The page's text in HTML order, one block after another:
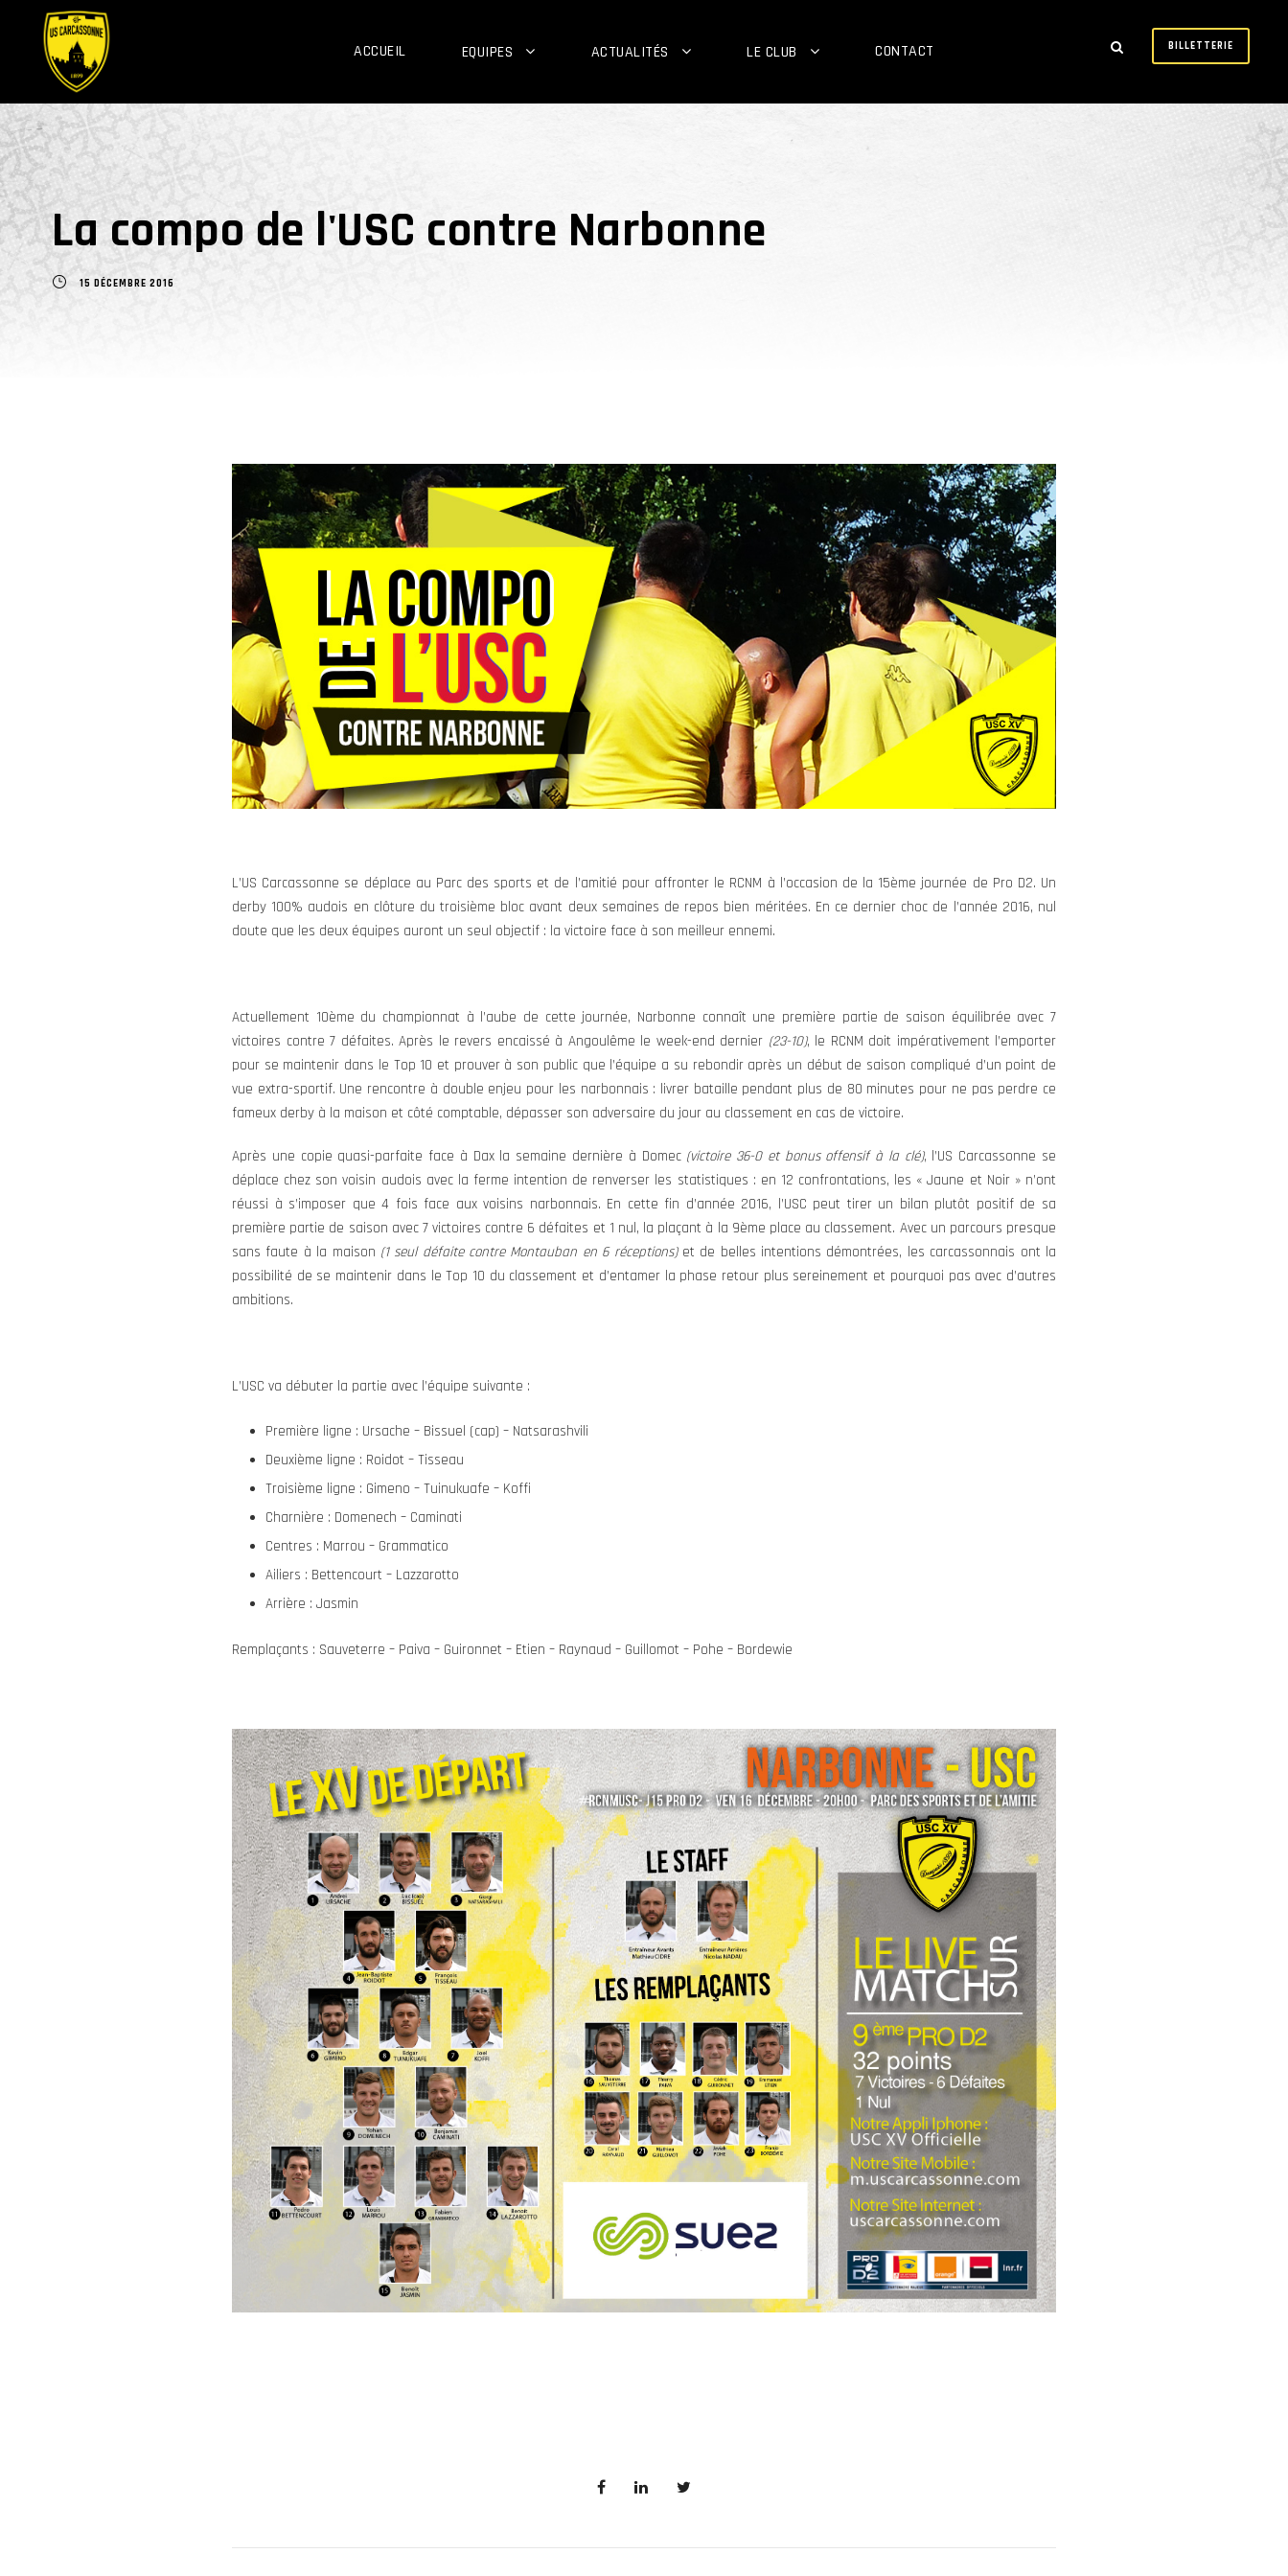
ACCUEIL EQUIPES ACTUALITÉS LE CLUB CONTACT BILLETTERIE
La compo de l'USC contre Narbonne
15 DÉCEMBRE 2016
L’US Carcassonne se déplace au Parc des sports et de l’amitié pour affronter le RCNM à l’occasion de la 15ème journée de Pro D2. Un
derby 100% audois en clôture du troisième bloc avant deux semaines de repos bien méritées. En ce dernier choc de l’année 2016, nul
doute que les deux équipes auront un seul objectif : la victoire face à son meilleur ennemi.
Actuellement 10ème du championnat à l’aube de cette journée, Narbonne connaît une première partie de saison équilibrée avec 7
victoires contre 7 défaites. Après le revers encaissé à Angoulême le week-end dernier (23-10), le RCNM doit impérativement l’emporter
pour se maintenir dans le Top 10 et prouver à son public que l’équipe a su rebondir après un début de saison compliqué d’un point de
vue extra-sportif. Une rencontre à double enjeu pour les narbonnais : livrer bataille pendant plus de 80 minutes pour ne pas perdre ce
fameux derby à la maison et côté comptable, dépasser son adversaire du jour au classement en cas de victoire.
Après une copie quasi-parfaite face à Dax la semaine dernière à Domec (victoire 36-0 et bonus offensif à la clé), l’US Carcassonne se
déplace chez son voisin audois avec la ferme intention de renverser les statistiques : en 12 confrontations, les « Jaune et Noir » n’ont
réussi à s’imposer que 4 fois face aux voisins narbonnais. En cette fin d’année 2016, l’USC peut tirer un bilan plutôt positif de sa
première partie de saison avec 7 victoires contre 6 défaites et 1 nul, la plaçant à la 9ème place au classement. Avec un parcours presque
sans faute à la maison (1 seul défaite contre Montauban en 6 réceptions)et de belles intentions démontrées, les carcassonnais ont la
possibilité de se maintenir dans le Top 10 du classement et d’entamer la phase retour plus sereinement et pourquoi pas avec d’autres
ambitions.
L’USC va débuter la partie avec l’équipe suivante :
Première ligne : Ursache – Bissuel (cap) – Natsarashvili
Deuxième ligne : Roidot – Tisseau
Troisième ligne : Gimeno – Tuinukuafe – Koffi
Charnière : Domenech – Caminati
Centres : Marrou – Grammatico
Ailiers : Bettencourt – Lazzarotto
Arrière : Jasmin
Remplaçants : Sauveterre – Paiva – Guironnet – Etien – Raynaud – Guillomot – Pohe – Bordewie